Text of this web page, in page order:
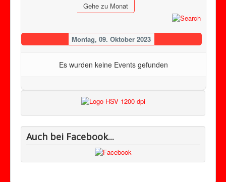
Gehe zu Monat
Montag, 09. Oktober 2023
Es wurden keine Events gefunden
Auch bei Facebook...